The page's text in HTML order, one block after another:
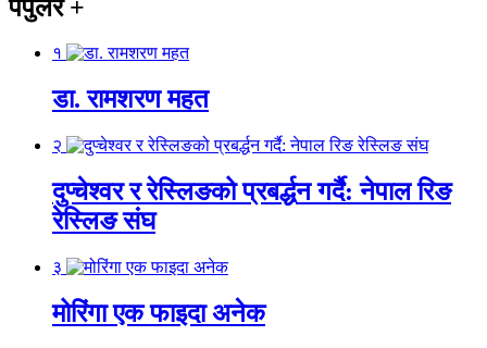
पपुलर+
१
डा. रामशरण महत
२
दुप्चेश्वर र रेस्लिङको प्रबर्द्धन गर्दै: नेपाल रिङ
रेस्लिङ संघ
३
मोरिंगा एक फाइदा अनेक